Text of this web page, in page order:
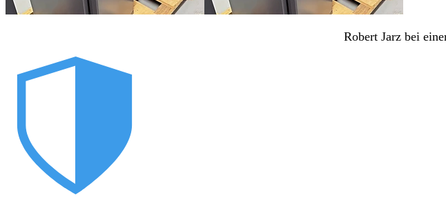
Robert Jarz bei